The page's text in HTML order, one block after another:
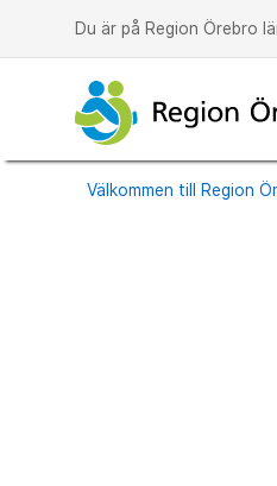
Du är på Region Örebro
Välkommen till Region